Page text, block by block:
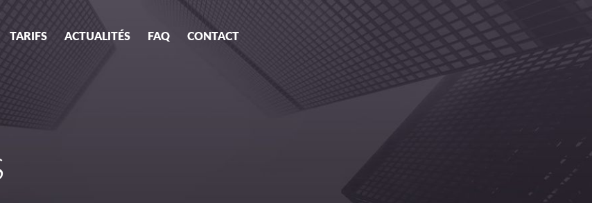
TARIFS ACTUALITÉS FAQ CONTACT